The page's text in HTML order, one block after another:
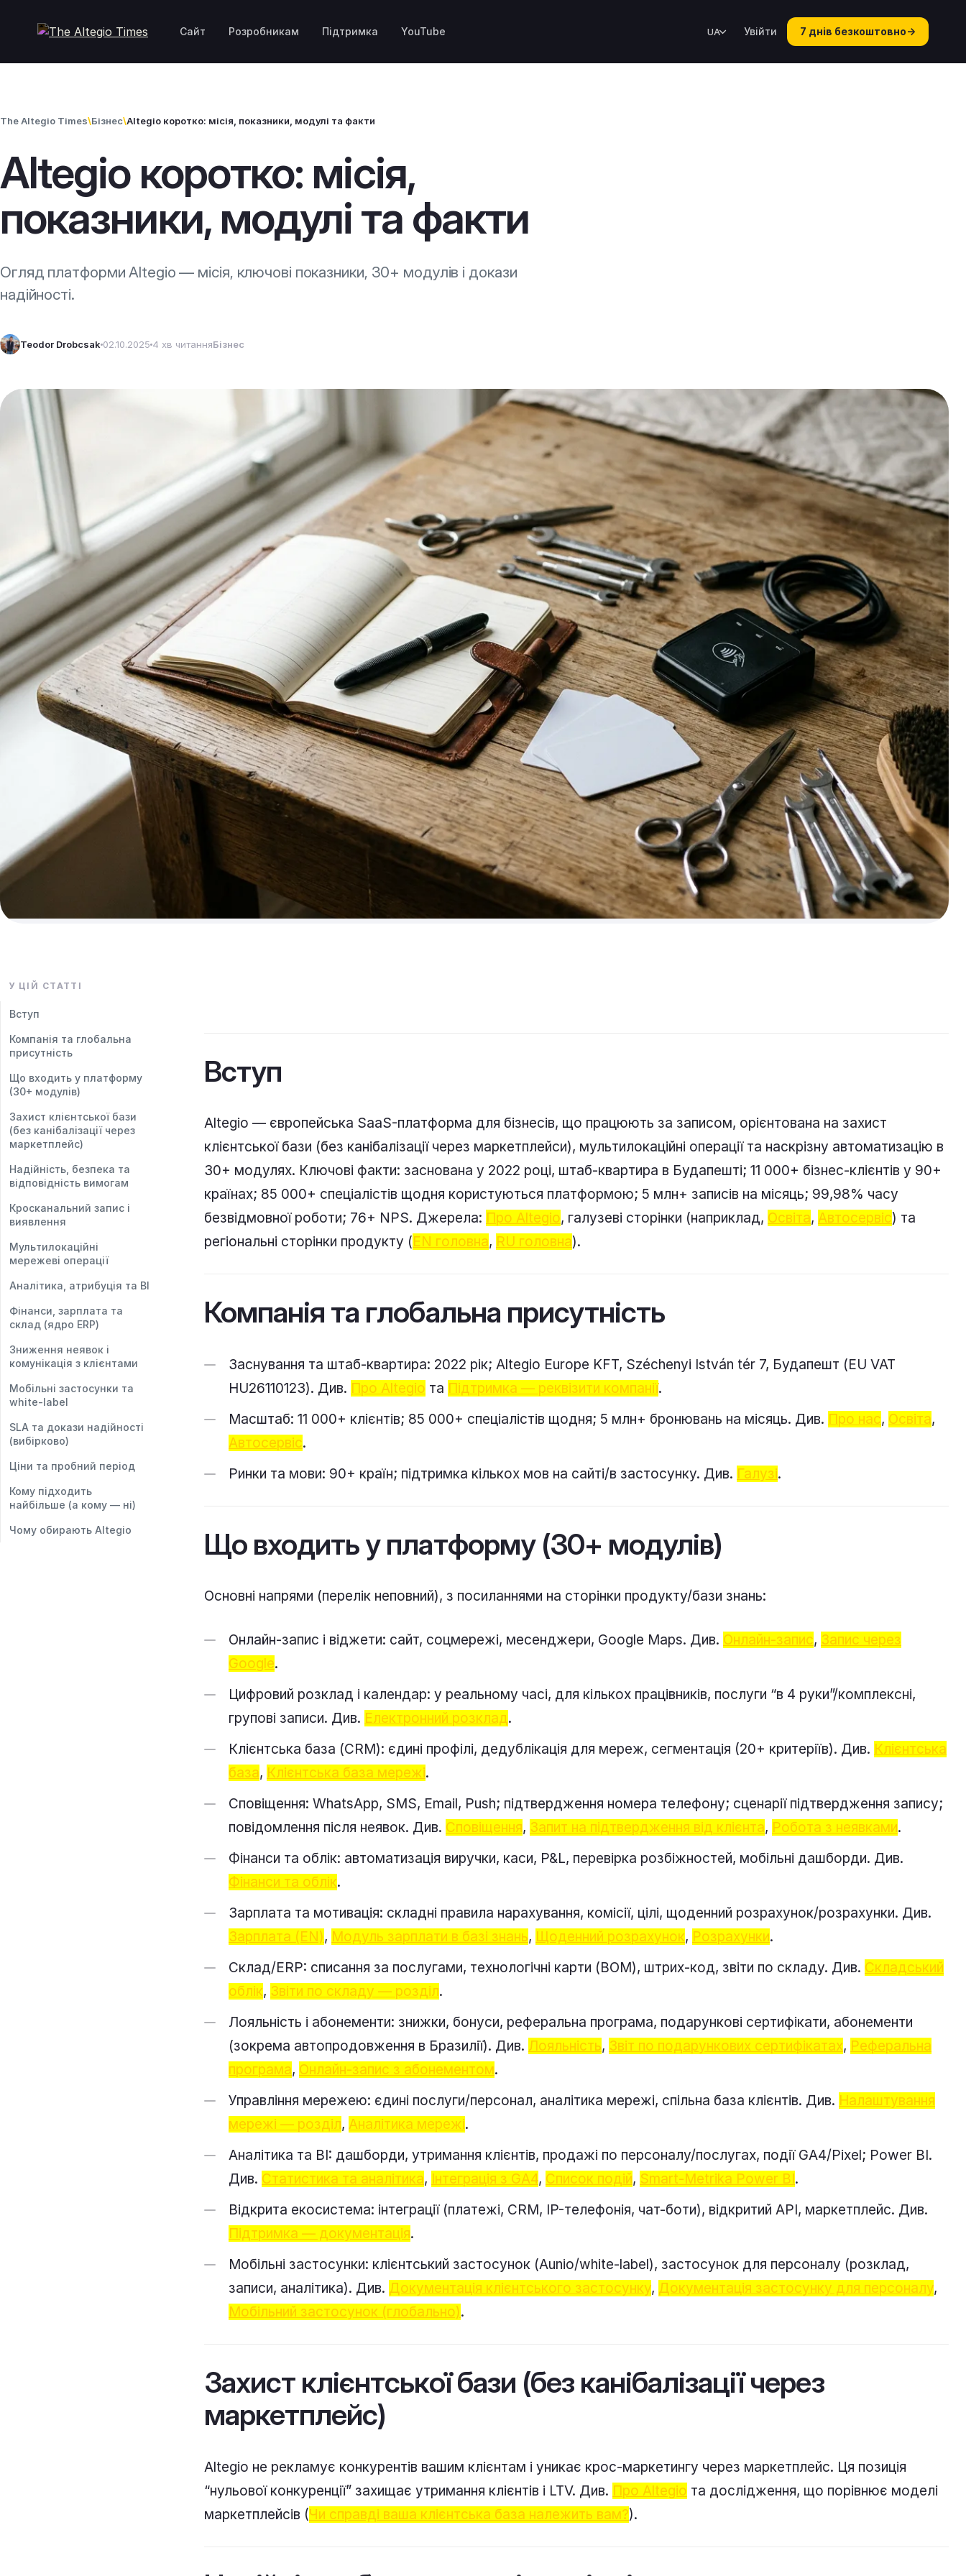
Сайт Розробникам Підтримка YouTube UA Увійти 7 днів безкоштовно→
The Altegio Times\Бізнес\Altegio коротко: місія, показники, модулі та факти
Altegio коротко: місія,
показники, модулі та факти
Огляд платформи Altegio — місія, ключові показники, 30+ модулів і докази
надійності.
Teodor Drobcsak 02.10.2025 4 хв читанняБізнес
У ЦІЙ СТАТТІ
Вступ
Компанія та глобальна
присутність
Що входить у платформу
(30+ модулів)
Захист клієнтської бази
(без канібалізації через
маркетплейс)
Надійність, безпека та
відповідність вимогам
Кросканальний запис і
виявлення
Мультилокаційні
мережеві операції
Аналітика, атрибуція та BI
Фінанси, зарплата та
склад (ядро ERP)
Зниження неявок і
комунікація з клієнтами
Мобільні застосунки та
white-label
SLA та докази надійності
(вибірково)
Ціни та пробний період
Кому підходить
найбільше (а кому — ні)
Чому обирають Altegio
Вступ
Altegio — європейська SaaS-платформа для бізнесів, що працюють за записом, орієнтована на захист
клієнтської бази (без канібалізації через маркетплейси), мультилокаційні операції та наскрізну автоматизацію в
30+ модулях. Ключові факти: заснована у 2022 році, штаб-квартира в Будапешті; 11 000+ бізнес-клієнтів у 90+
країнах; 85 000+ спеціалістів щодня користуються платформою; 5 млн+ записів на місяць; 99,98% часу
безвідмовної роботи; 76+ NPS. Джерела: Про Altegio, галузеві сторінки (наприклад, Освіта, Автосервіс) та
регіональні сторінки продукту (EN головна, RU головна).
Компанія та глобальна присутність
Заснування та штаб-квартира: 2022 рік; Altegio Europe KFT, Széchenyi István tér 7, Будапешт (EU VAT
HU26110123). Див. Про Altegio та Підтримка — реквізити компанії.
Масштаб: 11 000+ клієнтів; 85 000+ спеціалістів щодня; 5 млн+ бронювань на місяць. Див. Про нас, Освіта,
Автосервіс.
Ринки та мови: 90+ країн; підтримка кількох мов на сайті/в застосунку. Див. Галузі.
Що входить у платформу (30+ модулів)
Основні напрями (перелік неповний), з посиланнями на сторінки продукту/бази знань:
Онлайн-запис і віджети: сайт, соцмережі, месенджери, Google Maps. Див. Онлайн-запис, Запис через
Google.
Цифровий розклад і календар: у реальному часі, для кількох працівників, послуги “в 4 руки”/комплексні,
групові записи. Див. Електронний розклад.
Клієнтська база (CRM): єдині профілі, дедублікація для мереж, сегментація (20+ критеріїв). Див. Клієнтська
база, Клієнтська база мережі.
Сповіщення: WhatsApp, SMS, Email, Push; підтвердження номера телефону; сценарії підтвердження запису;
повідомлення після неявок. Див. Сповіщення, Запит на підтвердження від клієнта, Робота з неявками.
Фінанси та облік: автоматизація виручки, каси, P&L, перевірка розбіжностей, мобільні дашборди. Див.
Фінанси та облік.
Зарплата та мотивація: складні правила нарахування, комісії, цілі, щоденний розрахунок/розрахунки. Див.
Зарплата (EN), Модуль зарплати в базі знань, Щоденний розрахунок, Розрахунки.
Склад/ERP: списання за послугами, технологічні карти (BOM), штрих-код, звіти по складу. Див. Складський
облік, Звіти по складу — розділ.
Лояльність і абонементи: знижки, бонуси, реферальна програма, подарункові сертифікати, абонементи
(зокрема автопродовження в Бразилії). Див. Лояльність, Звіт по подарункових сертифікатах, Реферальна
програма, Онлайн-запис з абонементом.
Управління мережею: єдині послуги/персонал, аналітика мережі, спільна база клієнтів. Див. Налаштування
мережі — розділ, Аналітика мережі.
Аналітика та BI: дашборди, утримання клієнтів, продажі по персоналу/послугах, події GA4/Pixel; Power BI.
Див. Статистика та аналітика, Інтеграція з GA4, Список подій, Smart‑Metrika Power BI.
Відкрита екосистема: інтеграції (платежі, CRM, IP-телефонія, чат-боти), відкритий API, маркетплейс. Див.
Підтримка — документація.
Мобільні застосунки: клієнтський застосунок (Aunio/white-label), застосунок для персоналу (розклад,
записи, аналітика). Див. Документація клієнтського застосунку, Документація застосунку для персоналу,
Мобільний застосунок (глобально).
Захист клієнтської бази (без канібалізації через
маркетплейс)
Altegio не рекламує конкурентів вашим клієнтам і уникає крос-маркетингу через маркетплейс. Ця позиція
“нульової конкуренції” захищає утримання клієнтів і LTV. Див. Про Altegio та дослідження, що порівнює моделі
маркетплейсів (Чи справді ваша клієнтська база належить вам?).